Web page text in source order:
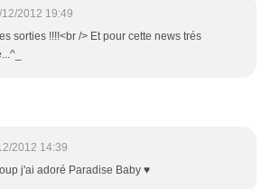
12/2012 19:49
sorties !!!!<br /> Et pour cette news trés
2012 14:39
j'ai adoré Paradise Baby ♥